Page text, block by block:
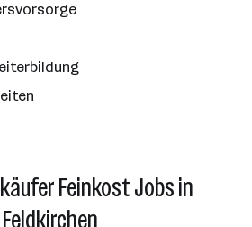
Feinkost Jobs in
Feldkirchen